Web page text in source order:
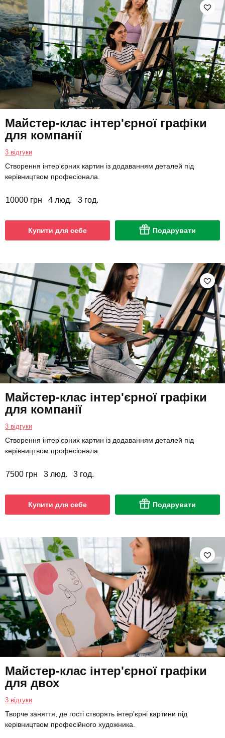
Майстер-клас інтер'єрної графіки
для компанії
3 відгуки
Створення інтер'єрних картин із додаванням деталей під
керівництвом професіонала.
10000 грн 4 люд. 3 год.
Купити для себе Подарувати
Майстер-клас інтер'єрної графіки
для компанії
3 відгуки
Створення інтер'єрних картин із додаванням деталей під
керівництвом професіонала.
7500 грн 3 люд. 3 год.
Купити для себе Подарувати
Майстер-клас інтер'єрної графіки
для двох
3 відгуки
Творче заняття, де гості створять інтер'єрні картини під
керівництвом професійного художника.